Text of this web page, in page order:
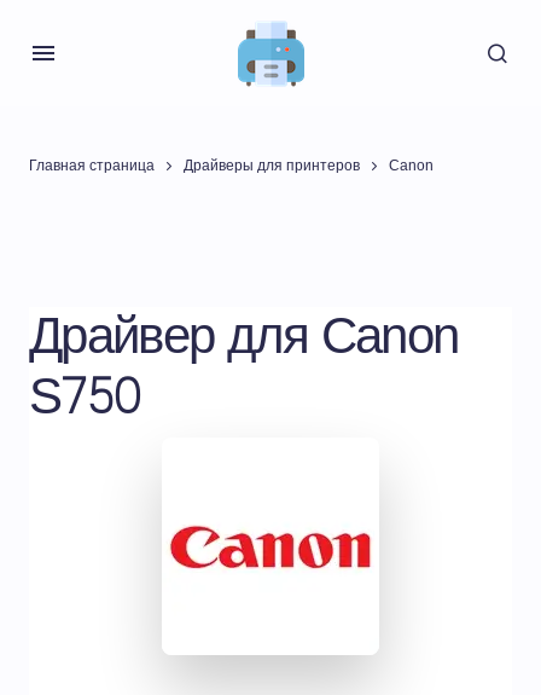
Главная страница Драйверы для принтеров Canon
Драйвер для Canon
S750